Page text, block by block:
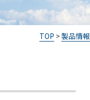
TOP >製品情報